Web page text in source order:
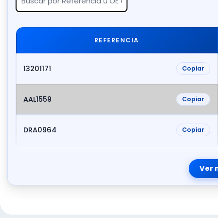
REFERENCIA
13201171 Copiar
AAL1559 Copiar
DRA0964 Copiar
Ver